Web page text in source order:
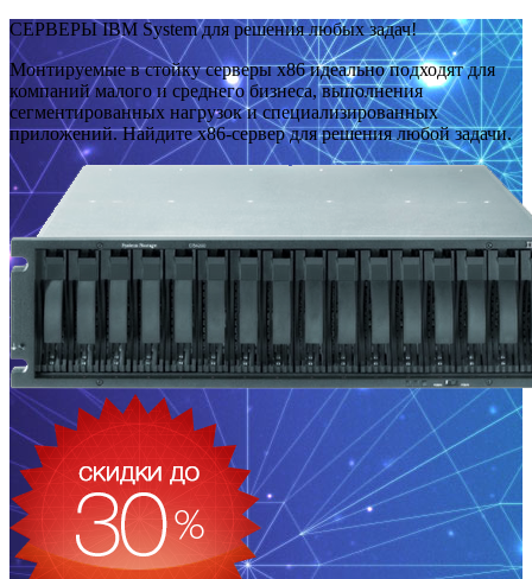
СЕРВЕРЫ IBM System для решения любых задач!
Монтируемые в стойку серверы x86 идеально подходят для
компаний малого и среднего бизнеса, выполнения
сегментированных нагрузок и специализированных
приложений. Найдите x86-сервер для решения любой задачи.